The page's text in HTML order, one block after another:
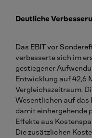
Deutliche
Das EBIT vor
verbesserte sich im
gestiegener
Entwicklung auf 42,6
Vergleichszeitraum.
Wesentlichen auf das
damit einhergehende
Effekte aus
Die zusätzlichen